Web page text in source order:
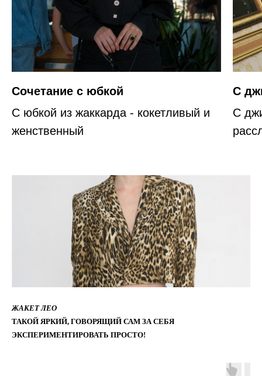
Сочетание с юбкой
С юбкой из жаккарда - кокетливый и
женственный
С
С
ЖАКЕТ ЛЕО
ТАКОЙ ЯРКИЙ, ГОВОРЯЩИЙ САМ ЗА СЕБЯ
ЭКСПЕРИМЕНТИРОВАТЬ ПРОСТО!